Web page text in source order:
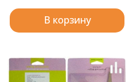
В корзину